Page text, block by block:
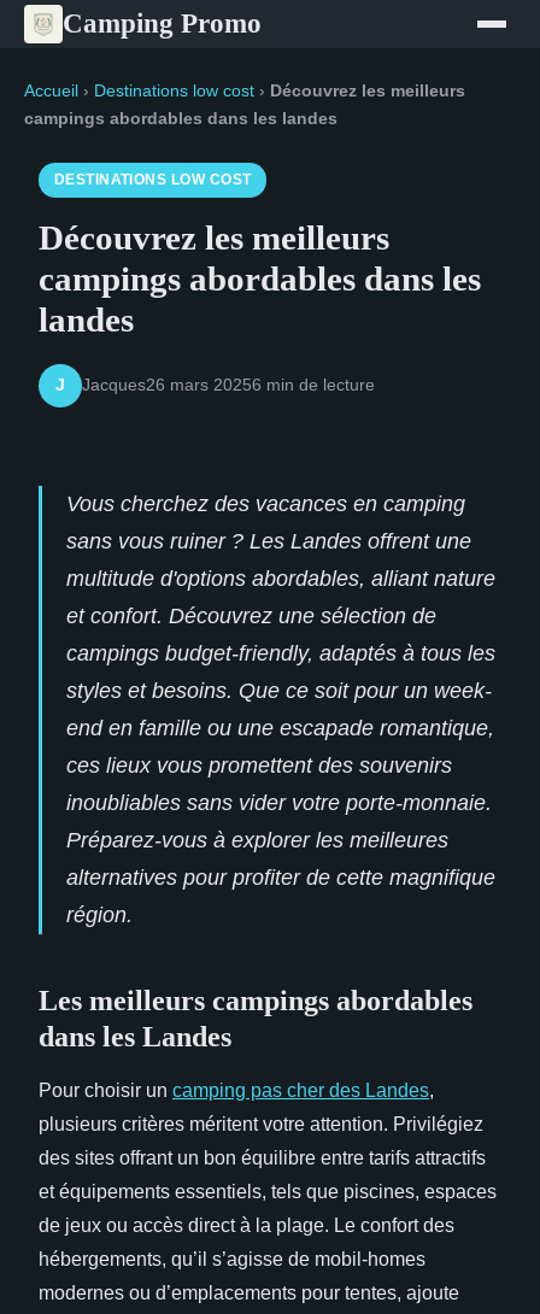
Camping Promo
Accueil › Destinations low cost › Découvrez les meilleurs
campings abordables dans les landes
DESTINATIONS LOW COST
Découvrez les meilleurs
campings abordables dans les
landes
J Jacques26 mars 20256 min de lecture
Vous cherchez des vacances en camping
sans vous ruiner ? Les Landes offrent une
multitude d'options abordables, alliant nature
et confort. Découvrez une sélection de
campings budget-friendly, adaptés à tous les
styles et besoins. Que ce soit pour un week-
end en famille ou une escapade romantique,
ces lieux vous promettent des souvenirs
inoubliables sans vider votre porte-monnaie.
Préparez-vous à explorer les meilleures
alternatives pour profiter de cette magnifique
région.
Les meilleurs campings abordables
dans les Landes
Pour choisir un camping pas cher des Landes,
plusieurs critères méritent votre attention. Privilégiez
des sites offrant un bon équilibre entre tarifs attractifs
et équipements essentiels, tels que piscines, espaces
de jeux ou accès direct à la plage. Le confort des
hébergements, qu’il s’agisse de mobil-homes
modernes ou d’emplacements pour tentes, ajoute